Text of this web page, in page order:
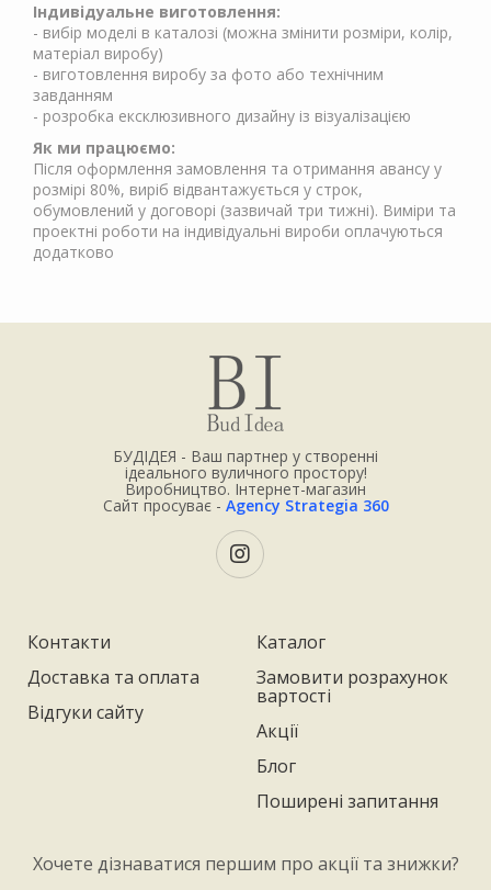
Індивідуальне виготовлення:
- вибір моделі в каталозі (можна змінити розміри, колір,
матеріал виробу)
- виготовлення виробу за фото або технічним
завданням
- розробка ексклюзивного дизайну із візуалізацією
Як ми працюємо:
Після оформлення замовлення та отримання авансу у
розмірі 80%, виріб відвантажується у строк,
обумовлений у договорі (зазвичай три тижні). Виміри та
проектні роботи на індивідуальні вироби оплачуються
додатково
БУДІДЕЯ - Ваш партнер у створенні
ідеального вуличного простору!
Виробництво. Інтернет-магазин
Сайт просуває - Agency Strategia 360
Контакти
Доставка та оплата
Відгуки сайту
Каталог
Замовити розрахунок
вартості
Акції
Блог
Поширені запитання
Хочете дізнаватися першим про акції та знижки?